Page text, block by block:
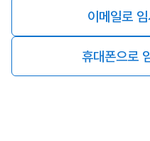
이메일로
휴대폰으로